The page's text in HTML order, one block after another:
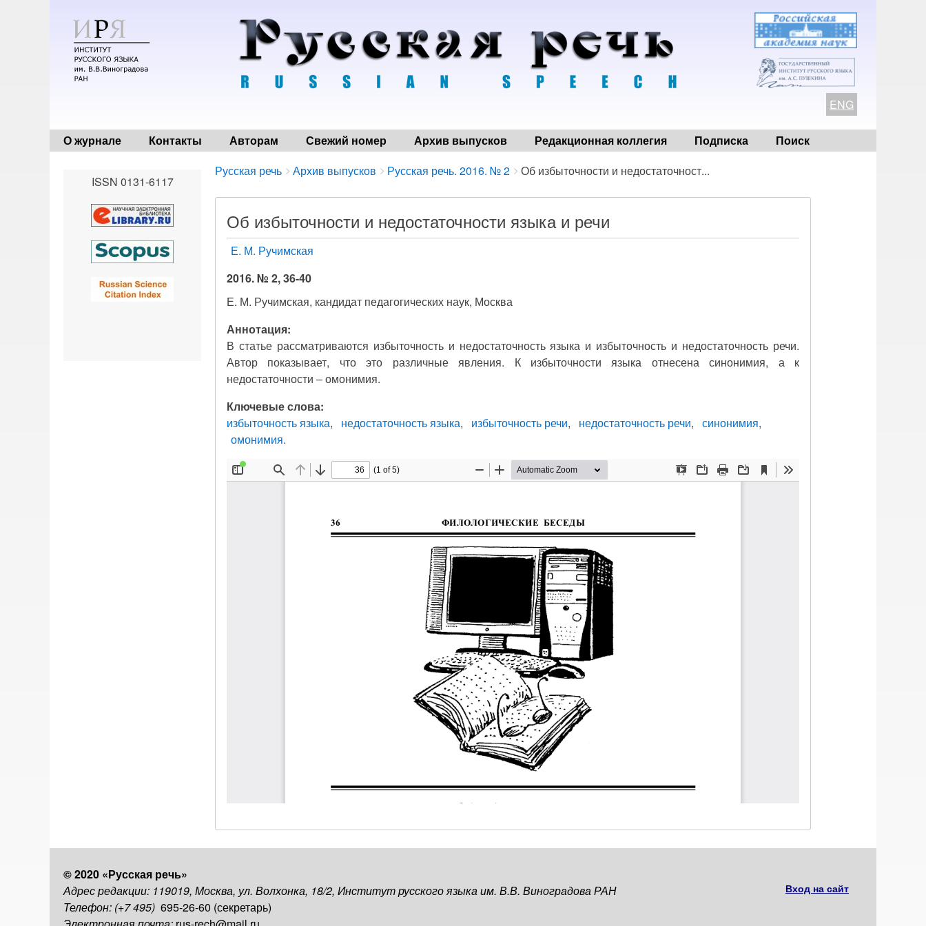
ENG
О журнале Контакты Авторам Свежий номер Архив выпусков Редакционная коллегия Подписка Поиск
Breadcrumbs
You
here:
Русская речь Архив выпусков Русская речь. 2016. № 2 Об избыточности и недостаточност...
Об избыточности и недостаточности языка и речи
Е. М. Ручимская
2016. № 2, 36-40
Е. М. Ручимская, кандидат педагогических наук, Москва
Аннотация:
В статье рассматриваются избыточность и недостаточность языка и избыточность и недостаточность речи.
Автор показывает, что это различные явления. К избыточности языка отнесена синонимия, а к
недостаточности – омонимия.
Ключевые слова:
избыточность языка
недостаточность языка избыточность речи недостаточность речи
синонимия
омонимия.
ISSN 0131-6117
© 2020 «Русская речь»
Адрес редакции: 119019, Москва, ул. Волхонка, 18/2, Институт русского языка им. В.В. Виноградова РАН
Телефон: (+7 495) 695-26-60 (секретарь)
Вход на сайт